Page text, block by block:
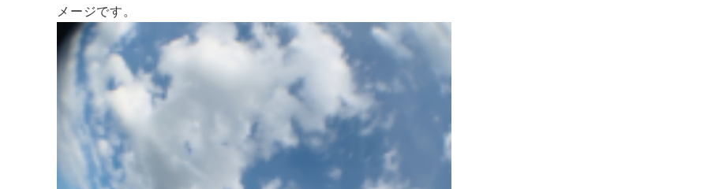
メージです。